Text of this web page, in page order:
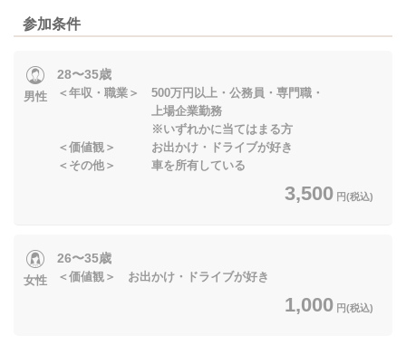
参加条件
男性
28〜35歳
＜年収・職業＞ 500万円以上・公務員・専門職・
上場企業勤務
※いずれかに当てはまる方
＜価値観＞ お出かけ・ドライブが好き
＜その他＞ 車を所有している
3,500 円(税込)
女性
26〜35歳
＜価値観＞ お出かけ・ドライブが好き
1,000 円(税込)